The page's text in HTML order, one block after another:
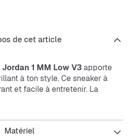
de cet article
1 MM Low V3apporte
à ton style. Cesneakerà
et facile à entretenir. La
confort optimal grâce à ses
des chocs à chaque pas.
Matériel